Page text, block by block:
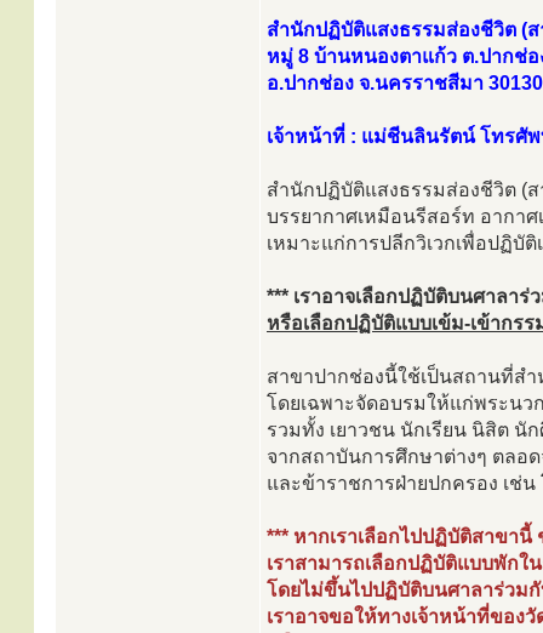
สำนักปฏิบัติแสงธรรมส่องชีวิต (
หมู่ 8 บ้านหนองตาแก้ว ต.ปากช่อ
อ.ปากช่อง จ.นครราชสีมา 30130
เจ้าหน้าที่ : แม่ชีนลินรัตน์ โทรศัพ
สำนักปฏิบัติแสงธรรมส่องชีวิต (
บรรยากาศเหมือนรีสอร์ท อากา
เหมาะแก่การปลีกวิเวกเพื่อปฏิบั
*** เราอาจเลือกปฏิบัติบนศาลา
หรือเลือกปฏิบัติแบบเข้ม-เข้ากร
สาขาปากช่องนี้ใช้เป็นสถานที่ส
โดยเฉพาะจัดอบรมให้แก่พระน
รวมทั้ง เยาวชน นักเรียน นิสิต
จากสถาบันการศึกษาต่างๆ ตลอ
และข้าราชการฝ่ายปกครอง เช่
*** หากเราเลือกไปปฏิบัติสาขา
เราสามารถเลือกปฏิบัติแบบพักใ
โดยไม่ขึ้นไปปฏิบัติบนศาลาร่วม
เราอาจขอให้ทางเจ้าหน้าที่ของ